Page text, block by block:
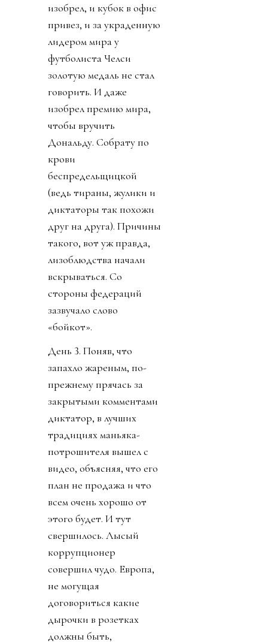
изобрел, и кубок в офис
привез, и за украденную
лидером мира у
футболиста Челси
золотую медаль не стал
говорить. И даже
изобрел премию мира,
чтобы вручить
Дональду. Собрату по
крови
беспредельщицкой
(ведь тираны, жулики и
диктаторы так похожи
друг на друга). Причины
такого, вот уж правда,
лизоблюдства начали
вскрываться. Со
стороны федераций
зазвучало слово
«бойкот».
День 3. Поняв, что
запахло жареным, по-
прежнему прячась за
закрытыми комментами
диктатор, в лучших
традициях маньяка-
потрошителя вышел с
видео, объясняя, что его
план не продажа и что
всем очень хорошо от
этого будет. И тут
свершилось. Лысый
коррупционер
совершил чудо. Европа,
не могущая
договориться какие
дырочки в розетках
должны быть,